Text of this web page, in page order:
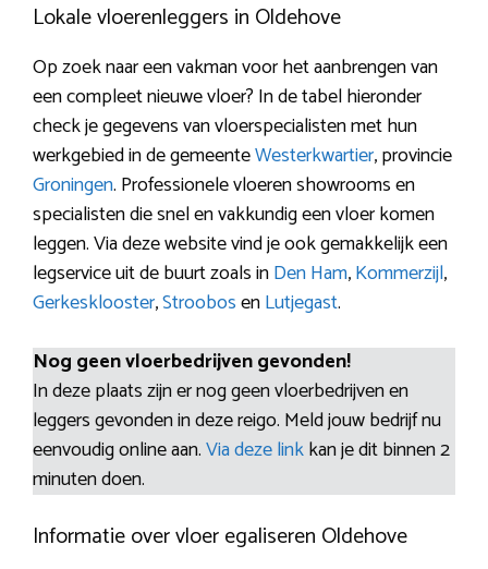
Lokale vloerenleggers in Oldehove
Op zoek naar een vakman voor het aanbrengen van
een compleet nieuwe vloer? In de tabel hieronder
check je gegevens van vloerspecialisten met hun
werkgebied in de gemeenteWesterkwartier, provincie
Groningen. Professionele vloeren showrooms en
specialisten die snel en vakkundig een vloer komen
leggen. Via deze website vind je ook gemakkelijk een
legservice uit de buurt zoals inDen Ham,Kommerzijl,
Gerkesklooster,StroobosenLutjegast.
Nog geen vloerbedrijven gevonden!
In deze plaats zijn er nog geen vloerbedrijven en
leggers gevonden in deze reigo. Meld jouw bedrijf nu
eenvoudig online aan.Via deze linkkan je dit binnen 2
minuten doen.
Informatie over vloer egaliseren Oldehove